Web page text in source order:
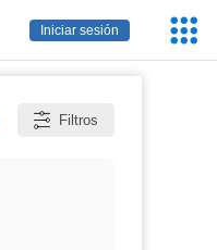
Iniciar sesión
Filtros